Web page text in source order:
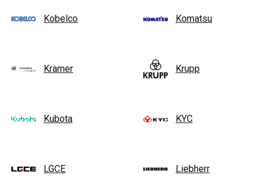
Kobelco Komatsu
Kramer Krupp
Kubota KYC
LGCE Liebherr